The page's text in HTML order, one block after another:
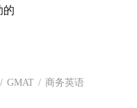
的
/ GMAT / 商务英语